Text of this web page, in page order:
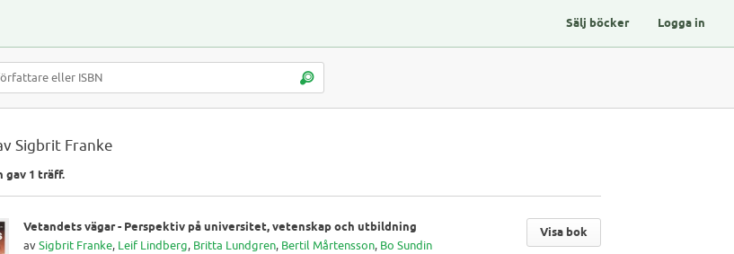
Sälj böcker Logga in
Sigbrit Franke
gav 1 träff.
Vetandets vägar - Perspektiv på universitet, vetenskap och utbildning
avSigbrit Franke, Leif Lindberg, Britta Lundgren, Bertil Mårtensson, Bo Sundin
Visa bok